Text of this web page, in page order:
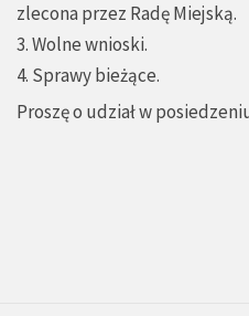
zlecona przez Radę Miejską.
3. Wolne wnioski.
4. Sprawy bieżące.
Proszę o udział w